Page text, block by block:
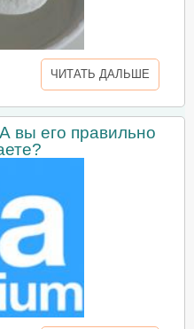
ЧИТАТЬ ДАЛЬШЕ
вы его правильно